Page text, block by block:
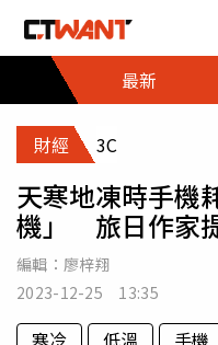
最新
財經 3C
天寒地凍時手機
機」 旅日作家
編輯： 廖梓翔
2023-12-25 13:35
寒冷 低溫 手機